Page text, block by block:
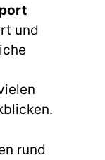
und
rund